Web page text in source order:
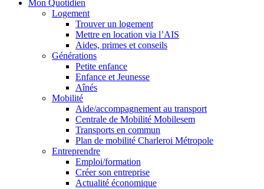
Mon Quotidien
Logement
Trouver un logement
Mettre en location via l’AIS
Aides, primes et conseils
Générations
Petite enfance
Enfance et Jeunesse
Aînés
Mobilité
Aide/accompagnement au transport
Centrale de Mobilité Mobilesem
Transports en commun
Plan de mobilité Charleroi Métropole
Entreprendre
Emploi/formation
Créer son entreprise
Actualité économique